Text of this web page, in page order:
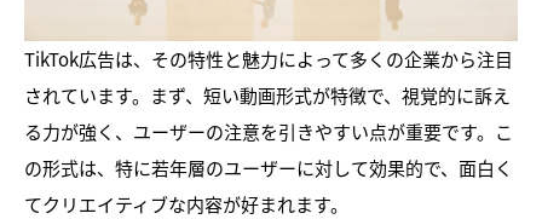
TikTok広告は、その特性と魅力によって多くの企業から注目
されています。まず、短い動画形式が特徴で、視覚的に訴え
る力が強く、ユーザーの注意を引きやすい点が重要です。こ
の形式は、特に若年層のユーザーに対して効果的で、面白く
てクリエイティブな内容が好まれます。